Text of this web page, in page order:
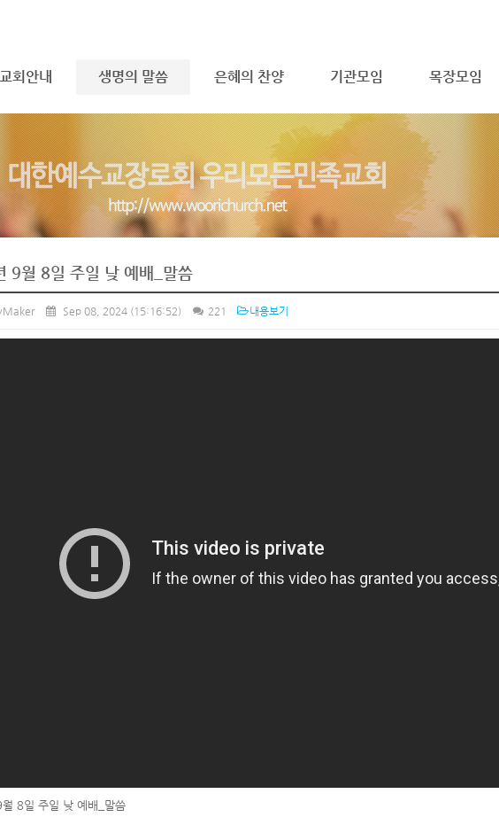
교회안내 생명의 말씀 은혜의 찬양 기관모임 목장모임
9월 8일 주일 낮 예배_말씀
Sep 08, 2024 (15:16:52) 221 내용보기
8일 주일 낮 예배_말씀